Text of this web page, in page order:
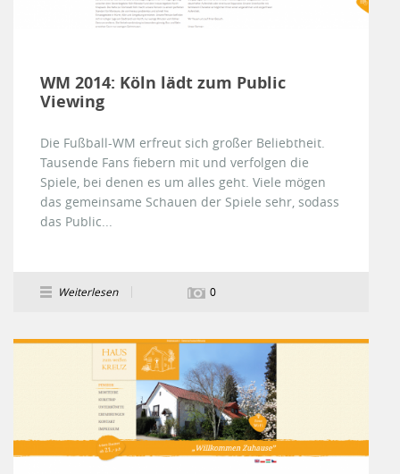
WM 2014: Köln lädt zum Public
Viewing
Die Fußball-WM erfreut sich großer Beliebtheit.
Tausende Fans fiebern mit und verfolgen die
Spiele, bei denen es um alles geht. Viele mögen
das gemeinsame Schauen der Spiele sehr, sodass
das Public...
Weiterlesen 0